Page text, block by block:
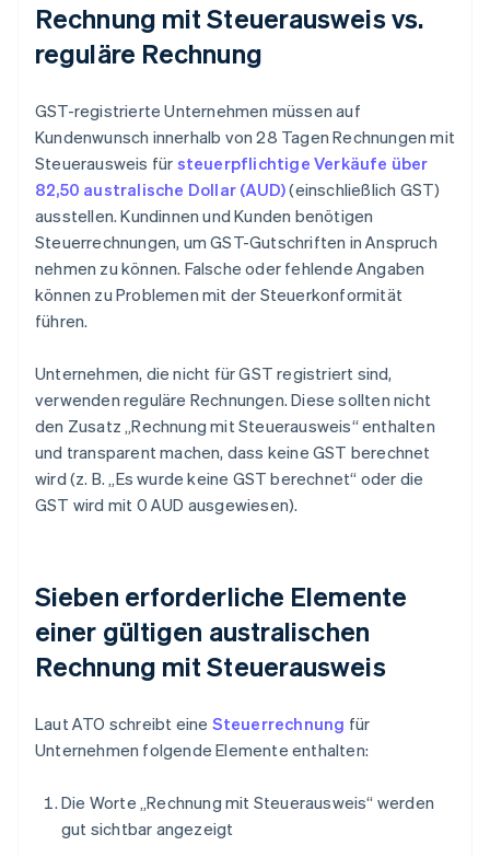
Rechnung mit Steuerausweis vs.
reguläre Rechnung
GST-registrierte Unternehmen müssen auf
Kundenwunsch innerhalb von 28 Tagen Rechnungen mit
Steuerausweis für steuerpflichtige Verkäufe über
82,50 australische Dollar (AUD)(einschließlich GST)
ausstellen. Kundinnen und Kunden benötigen
Steuerrechnungen, um GST-Gutschriften in Anspruch
nehmen zu können. Falsche oder fehlende Angaben
können zu Problemen mit der Steuerkonformität
führen.
Unternehmen, die nicht für GST registriert sind,
verwenden reguläre Rechnungen. Diese sollten nicht
den Zusatz „Rechnung mit Steuerausweis“ enthalten
und transparent machen, dass keine GST berechnet
wird (z. B. „Es wurde keine GST berechnet“ oder die
GST wird mit 0 AUD ausgewiesen).
Sieben erforderliche Elemente
einer gültigen australischen
Rechnung mit Steuerausweis
Laut ATO schreibt eine Steuerrechnung für
Unternehmen folgende Elemente enthalten:
Die Worte „Rechnung mit Steuerausweis“ werden
gut sichtbar angezeigt